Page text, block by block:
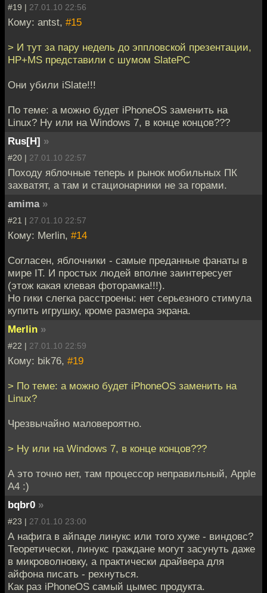
#19 | 27.01.10 22:56
Кому: antst, #15
> И тут за пару недель до эппловской презентации,
HP+MS представили с шумом SlatePC
Они убили iSlate!!!
По теме: а можно будет iPhoneOS заменить на
Linux? Ну или на Windows 7, в конце концов???
Rus[H] »
#20 | 27.01.10 22:57
Походу яблочные теперь и рынок мобильных ПК
захватят, а там и стационарники не за горами.
amima »
#21 | 27.01.10 22:57
Кому: Merlin, #14
Согласен, яблочники - самые преданные фанаты в
мире IT. И простых людей вполне заинтересует
(этож какая клевая фоторамка!!!).
Но гики слегка расстроены: нет серьезного стимула
купить игрушку, кроме размера экрана.
Merlin »
#22 | 27.01.10 22:59
Кому: bik76, #19
> По теме: а можно будет iPhoneOS заменить на
Linux?
Чрезвычайно маловероятно.
> Ну или на Windows 7, в конце концов???
А это точно нет, там процессор неправильный, Apple
A4 :)
bqbr0 »
#23 | 27.01.10 23:00
А нафига в айпаде линукс или того хуже - виндовс?
Теоретически, линукс граждане могут засунуть даже
в микроволновку, а практически драйвера для
айфона писать - рехнуться.
Как раз iPhoneOS самый цымес продукта.